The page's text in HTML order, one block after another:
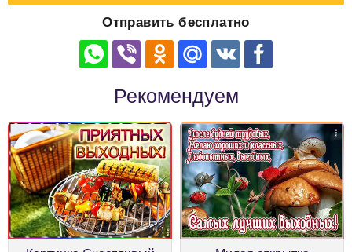
Отправить бесплатно
Рекомендуем